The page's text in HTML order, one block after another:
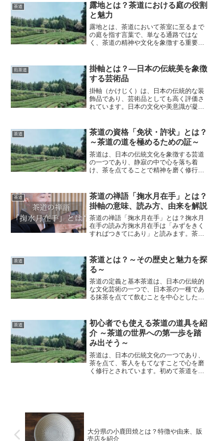
茶道
露地とは？茶道における庭の役割
と魅力
露地とは、茶道において茶室に至るまで
の庭を指す言葉で、単なる通路ではな
く、茶道の精神や文化を象徴する重要な
えるための空間として設計されていま
す。日本庭園の一部でありなが...
煎茶道
掛軸とは？—日本の伝統美を象徴
する芸術品
掛軸（かけじく）は、日本の伝統的な装
飾品であり、芸術品としても高く評価さ
れています。日本の文化や美意識が凝縮
記事では、掛軸の歴史、種類、用途、そ
してその魅力について詳し...
茶道
茶道の資格「免状・許状」とは？
～茶道の道を極めるための証～
茶道は、日本の伝統文化を象徴する芸道
の一つであり、静寂の中で心を落ち着
け、茶を点てることで精神を磨く修行で
と成果を証明する**「免状」や「許状」**
が授与されます。これ...
茶道
茶道の禅語「掬水月在手」とは？
掛軸の意味、読み方、由来を解説
茶道の禅語「掬水月在手」とは？掬水月
在手の読み方掬水月在手は「みずをきく
すればつきてにあり」と読みます。茶道
水月在手の意味は、直訳すると、良い結
果を得るには、自ら動き、...
茶道
茶道とは？～その歴史と魅力を探
る～
茶道の定義と基本茶道は、日本の伝統的
な文化芸術の一つで、日本茶の一種であ
る抹茶を点てて飲むことを中心とした総
花・華道、書道、焼き物・陶器、和菓
子、掛軸、など、多岐にわたる...
茶道
初心者でも使える茶道の道具を紹
介 ～茶道の世界への第一歩を踏
み出そう～
茶道は、日本の伝統文化の一つであり、
茶を点て、客人をもてなすことで心を磨
く修行とされています。初めて茶道を学
大分県の小鹿田焼とは？特徴や由来、販
売店を紹介